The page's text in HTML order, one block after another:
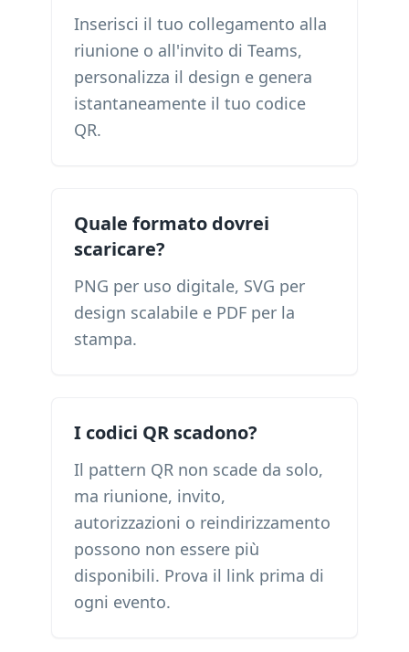
Inserisci il tuo collegamento alla
riunione o all'invito di Teams,
personalizza il design e genera
istantaneamente il tuo codice
QR.
Quale formato dovrei
scaricare?
PNG per uso digitale, SVG per
design scalabile e PDF per la
stampa.
I codici QR scadono?
Il pattern QR non scade da solo,
ma riunione, invito,
autorizzazioni o reindirizzamento
possono non essere più
disponibili. Prova il link prima di
ogni evento.